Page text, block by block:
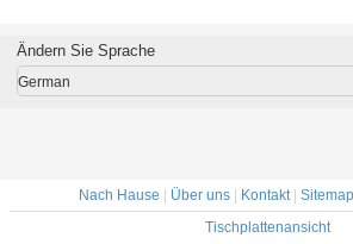
industrielle Fitting
Sch160
Ändern Sie Sprache
German
Nach Hause | Über uns | Kontakt | Sitemap
Tischplattenansicht